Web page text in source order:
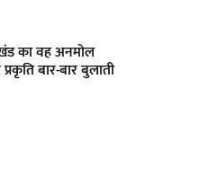
का वह अनमोल
बार-बार बुलाती